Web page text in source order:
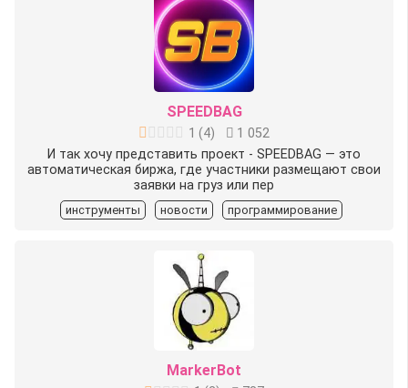
SPEEDBAG
1 (4)
1 052
И так хочу представить проект - SPEEDBAG — это
автоматическая биржа, где участники размещают свои
заявки на груз или пер
инструменты новости программирование
MarkerBot